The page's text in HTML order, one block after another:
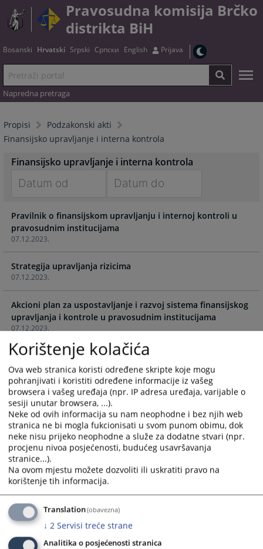
Pravosudna komisija Brčko
distrikta BiH
Bosanski Hrvatski Srpski Српски English Prijava
Napredna pretraga
Propisi
Podzakonski akti
Finansijsko upravljanje i interna kontrola
Finansijsko upravljanje i interna kontrola
forward
to
interact
with
the
calendar
and
select
a
date.
Press
the
question
mark
key
to
get
the
keyboard
shortcuts
for
changing
forward
to
with
the
and
select
a
date.
Press
the
question
mark
key
to
get
the
keyboard
for
changing
07.12.2023.
Pravilnik o finansijskom upravljanju i internoj kontroli u
pravosudnim institucijama
07.12.2023.
Strategija upravljanja rizicima
07.12.2023.
Akcioni plan za uspostavljanje i razvoj sistema finansijskog
upravljanja i kontrole u pravosudnim institucijama
Korištenje kolačića
Ova web stranica koristi određene skripte koje mogu
pohranjivati i koristiti određene informacije iz vašeg
browsera i vašeg uređaja (npr. IP adresa uređaja, varijable o
sesiji unutar browsera, ...).
Neke od ovih informacija su nam neophodne i bez njih web
stranica ne bi mogla fukcionisati u svom punom obimu, dok
neke nisu prijeko neophodne a služe za dodatne stvari (npr.
procjenu nivoa posjećenosti, budućeg usavršavanja
stranice...).
Na ovom mjestu možete dozvoliti ili uskratiti pravo na
korištenje tih informacija.
Translation(obavezna)
↓ 2 Servisi treće strane
Analitika o posjećenosti stranica